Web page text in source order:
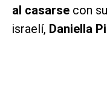
al casarse con
israelí, Daniella